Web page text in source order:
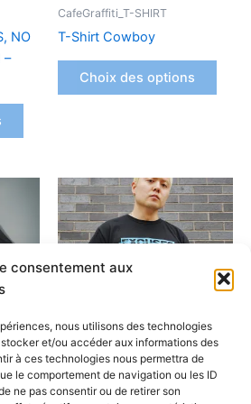
consentement aux
nous utilisons des technologies
et/ou accéder aux informations des
à ces technologies nous permettra de
le comportement de navigation ou les ID
ne pas consentir ou de retirer son
NO
–
sur
CafeGraffiti_T-SHIRT
T-Shirt Cowboy
Choix des options
NO
produit
variations.
peuvent
être
choisies
ILL-Abilities
No Limits Bleu – Noir
Ce
a
Les